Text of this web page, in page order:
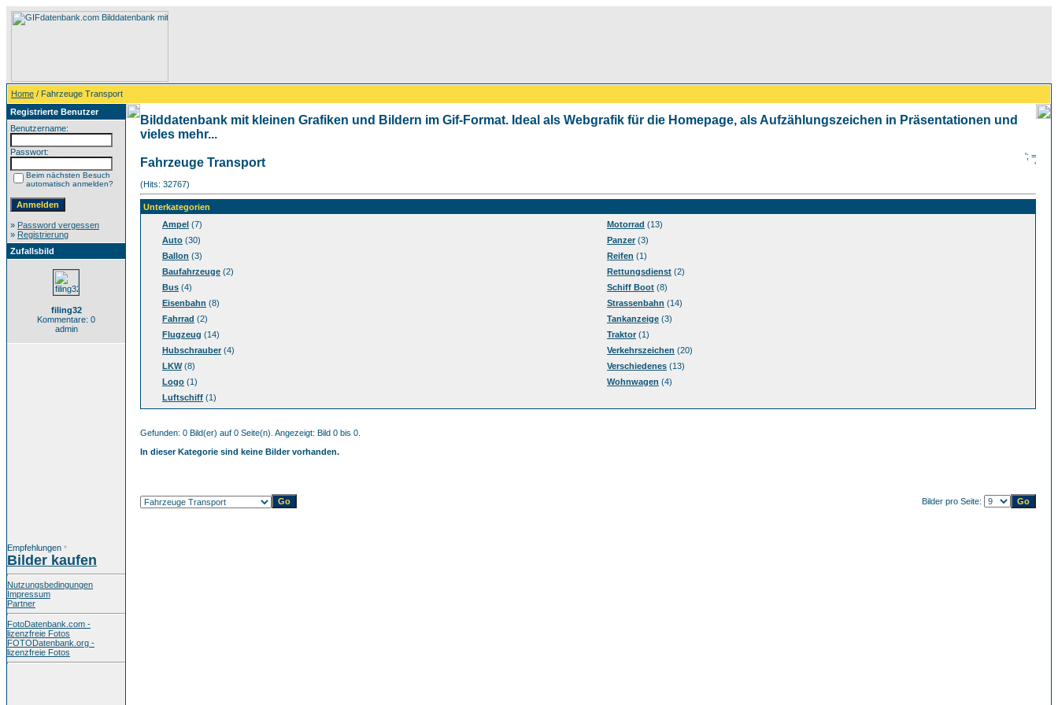
Home / Fahrzeuge Transport
Registrierte Benutzer
Benutzername:
Passwort:
Beim nächsten Besuch
automatisch anmelden?
» Password vergessen
» Registrierung
Zufallsbild
filing32
Kommentare: 0
admin
Empfehlungen *
Bilder kaufen
Nutzungsbedingungen
Impressum
Partner
FotoDatenbank.com -
lizenzfreie Fotos
FOTODatenbank.org -
lizenzfreie Fotos
Bilddatenbank mit kleinen Grafiken und Bildern im Gif-Format. Ideal als Webgrafik für die Homepage, als Aufzählungszeichen in Präsentationen und
vieles mehr...
Fahrzeuge Transport
'; =
'
(Hits: 32767)
Unterkategorien
Ampel (7)
Auto (30)
Ballon (3)
Baufahrzeuge (2)
Bus (4)
Eisenbahn (8)
Fahrrad (2)
Flugzeug (14)
Hubschrauber(4)
LKW(8)
Logo (1)
Luftschiff (1)
Motorrad (13)
Panzer(3)
Reifen (1)
Rettungsdienst (2)
Schiff Boot (8)
Strassenbahn (14)
Tankanzeige (3)
Traktor(1)
Verkehrszeichen (20)
Verschiedenes (13)
Wohnwagen (4)
Gefunden: 0 Bild(er) auf 0 Seite(n). Angezeigt: Bild 0 bis 0.
In dieser Kategorie sind keine Bilder vorhanden.
Bilder pro Seite: